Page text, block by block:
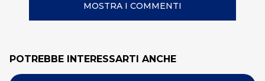
MOSTRA I COMMENTI
POTREBBE INTERESSARTI ANCHE